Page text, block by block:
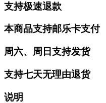
支持极速退款
本商品支持邮乐卡支付
周六、周日支持发货
支持七天无理由退货
说明